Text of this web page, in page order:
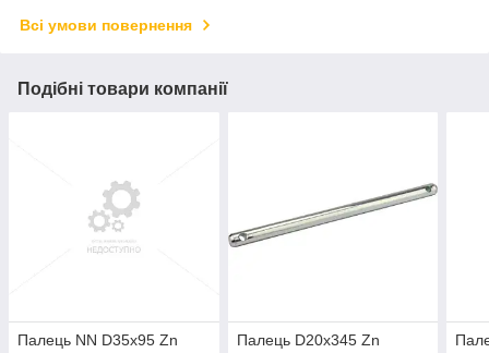
Всі умови повернення
Подібні товари компанії
Палець NN D35x95 Zn Палець D20x345 Zn